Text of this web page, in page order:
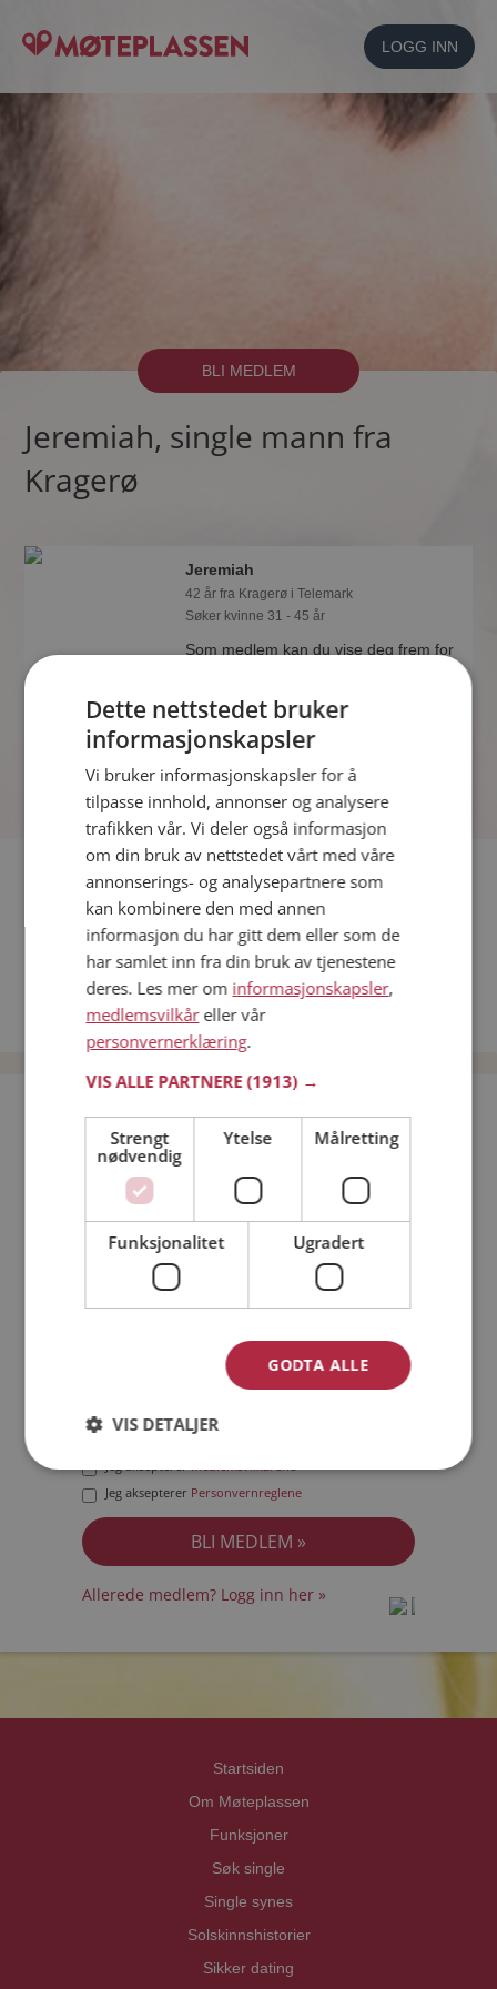
LOGG INN
BLI MEDLEM
Jeremiah, single mann fra
Kragerø
Jeremiah
42 år fra Kragerø i Telemark
Søker kvinne 31 - 45 år
Som medlem kan du vise deg frem for
hvem som synes du er interessant.
Fler single
Flere singlemenn fra Kragerø:Knut,Joachim,Martin
Kvinner fra Kragerø
Date kvinner i Norge
Date menn i Norge
Bli medlem gratis!
Jeg er en: Mann Kvinne
Min alder:
Jeg akseptererMedlemsvilkårene
Jeg aksepterer Personvernreglene
Allerede medlem? Logg inn her »
Startsiden
Om Møteplassen
Funksjoner
Søk single
Single synes
Solskinnshistorier
Sikker dating
Dette nettstedet bruker
informasjonskapsler
Vi bruker informasjonskapsler for å
tilpasse innhold, annonser og analysere
trafikken vår. Vi deler også informasjon
om din bruk av nettstedet vårt med våre
annonserings- og analysepartnere som
kan kombinere den med annen
informasjon du har gitt dem eller som de
har samlet inn fra din bruk av tjenestene
deres. Les mer om informasjonskapsler,
medlemsvilkåreller vår
personvernerklæring.
VIS ALLE PARTNERE(1913) →
Strengt
nødvendig
Ytelse Målretting
Funksjonalitet Ugradert
GODTA ALLE
VIS DETALJER